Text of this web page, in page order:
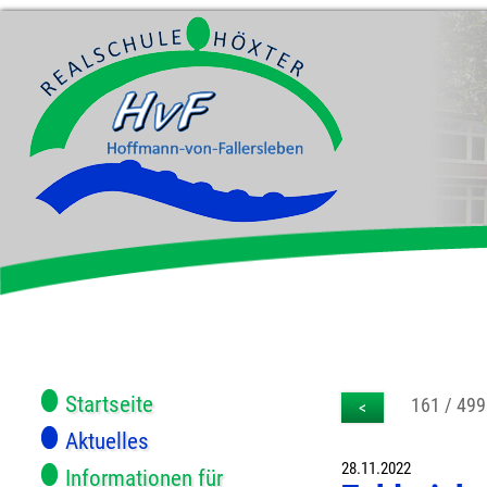
Startseite
Aktuelles
Informationen für
< 161 / 499
28.11.2022